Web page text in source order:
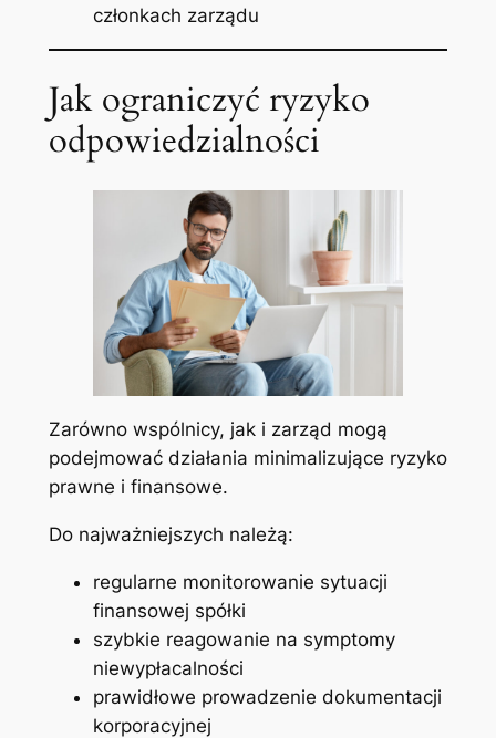
członkach zarządu
Jak ograniczyć ryzyko
odpowiedzialności
Zarówno wspólnicy, jak i zarząd mogą
podejmować działania minimalizujące ryzyko
prawne i finansowe.
Do najważniejszych należą:
regularne monitorowanie sytuacji
finansowej spółki
szybkie reagowanie na symptomy
niewypłacalności
prawidłowe prowadzenie dokumentacji
korporacyjnej